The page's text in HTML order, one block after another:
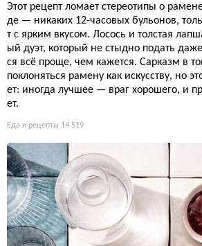
Этот рецепт ломает стереотипы о
де — никаких 12-часовых бульонов,
т с ярким вкусом. Лосось и толстая
ый дуэт, который не стыдно подать
ся всё проще, чем кажется. Сарказм в
поклоняться рамену как искусству, но
ет: иногда лучшее — враг хорошего, и
ет.
Еда и рецепты 14 519